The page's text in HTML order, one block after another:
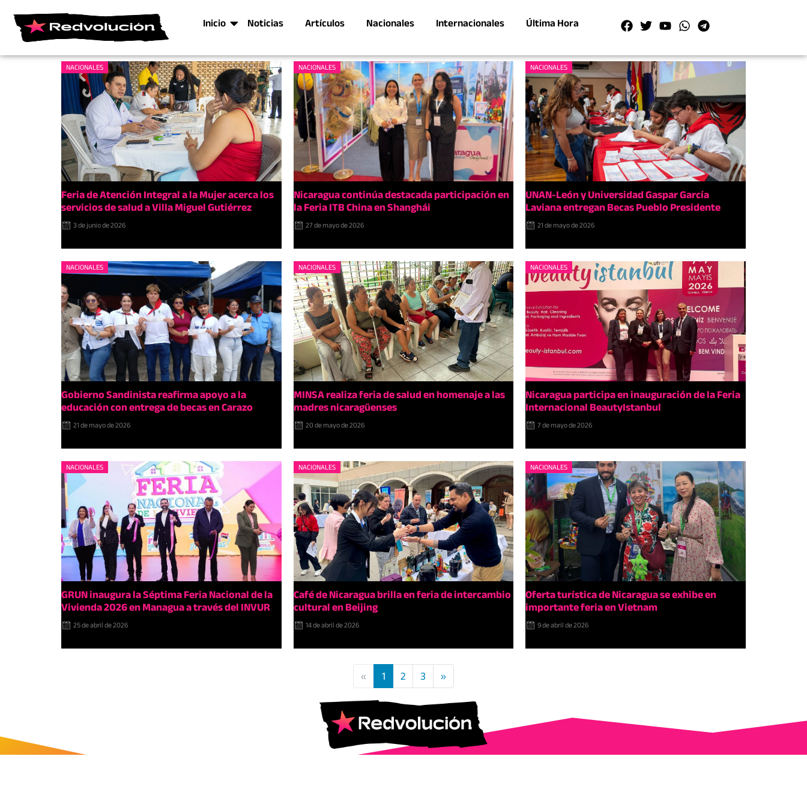
Inicio Noticias Artículos Nacionales Internacionales Última Hora
NACIONALES
Feria de Atención Integral a la Mujer acerca los
servicios de salud a Villa Miguel Gutiérrez
3 de junio de 2026
NACIONALES
Nicaragua continúa destacada participación en
la Feria ITB China en Shanghái
27 de mayo de 2026
NACIONALES
UNAN-León y Universidad Gaspar García
Laviana entregan Becas Pueblo Presidente
21 de mayo de 2026
NACIONALES
Gobierno Sandinista reafirma apoyo a la
educación con entrega de becas en Carazo
21 de mayo de 2026
NACIONALES
MINSA realiza feria de salud en homenaje a las
madres nicaragüenses
20 de mayo de 2026
NACIONALES
Nicaragua participa en inauguración de la Feria
Internacional BeautyIstanbul
7 de mayo de 2026
NACIONALES
GRUN inaugura la Séptima Feria Nacional de la
Vivienda 2026 en Managua a través del INVUR
25 de abril de 2026
NACIONALES
Café de Nicaragua brilla en feria de intercambio
cultural en Beijing
14 de abril de 2026
NACIONALES
Oferta turística de Nicaragua se exhibe en
importante feria en Vietnam
9 de abril de 2026
« 1 2 3 »